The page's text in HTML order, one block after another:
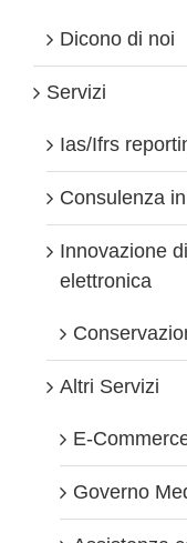
Dicono di noi
Servizi
Ias/Ifrs
Consulenza
Innovazione
elettronica
Altri Servizi
E-
Governo